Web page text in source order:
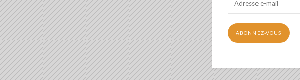
mail
ABONNEZ-VOUS